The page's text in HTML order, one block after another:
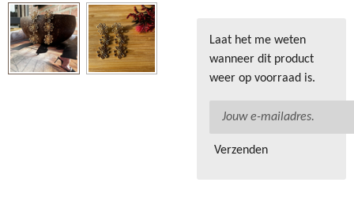
Laat het me weten
wanneer dit product
weer op voorraad is.
Verzenden